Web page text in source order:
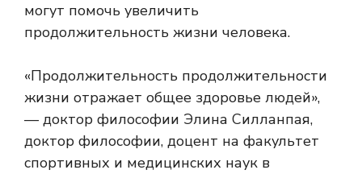
могут помочь увеличить
продолжительность жизни человека.
«Продолжительность продолжительности
жизни отражает общее здоровье людей»,
— доктор философии Элина Силланпая,
доктор философии, доцент на факультет
спортивных и медицинских наук в